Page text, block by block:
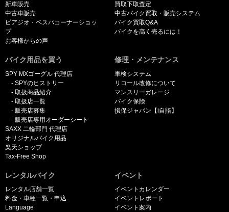
新車販売
中古車販売
ピアジオ・ベスパコーナーショッ
プ
お客様からの声
買取下取査定
中古バイク買取・販売システム
バイク買取Q&A
バイクを高く売るには！
バイク用品を買う
SPY MXゴーグル 代理店
SPYのヒストリー
取扱商品紹介
取扱店一覧
販売店募集
販売店専用オーダーシート
SAXX 二輪部門 代理店
オリジナルバイク用品
楽天ショップ
Tax-Free Shop
修理・メンテナンス
車検システム
リコール改修について
マンスリーガレージ
バイク保険
損保ジャパン【i自賠】
レンタルバイク
レンタル店舗一覧
料金・車種一覧・申込
Language
イベント
イベントカレンダー
イベントレポート
イベント案内